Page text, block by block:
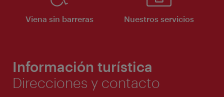
Viena sin barreras Nuestros servicios
Información turística
Direcciones y contacto